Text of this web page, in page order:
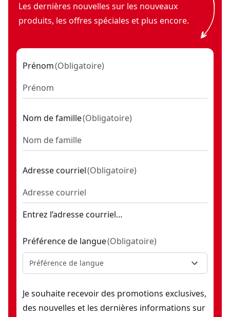
Les dernières nouvelles sur les nouveaux
produits, les offres spéciales et plus encore.
Prénom(Obligatoire)
Nom de famille(Obligatoire)
Adresse courriel(Obligatoire)
Entrez l’adresse courriel…
Préférence de langue(Obligatoire)
Préférence de langue
Je souhaite recevoir des promotions exclusives,
des nouvelles et les dernières informations sur